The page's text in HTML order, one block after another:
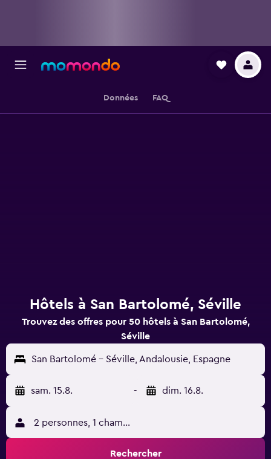
Données FAQ
Hôtels à San Bartolomé, Séville
Trouvez des offres pour 50 hôtels à San Bartolomé,
Séville
San Bartolomé - Séville, Andalousie, Espagne
sam. 15.8. - dim. 16.8.
2 personnes, 1 chambre
Rechercher